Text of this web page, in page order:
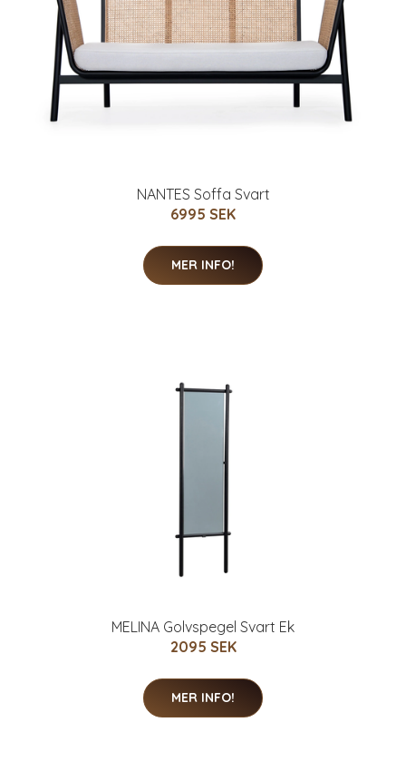
NANTES Soffa Svart
6995 SEK
MER INFO!
MELINA Golvspegel Svart Ek
2095 SEK
MER INFO!